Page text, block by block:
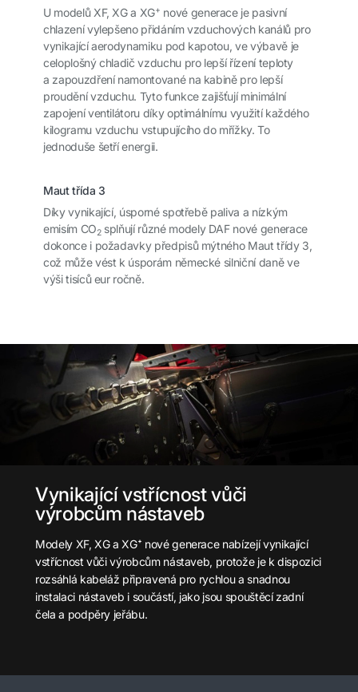
U modelů XF, XG a XG+ nové generace je pasivní
chlazení vylepšeno přidáním vzduchových kanálů pro
vynikající aerodynamiku pod kapotou, ve výbavě je
celoplošný chladič vzduchu pro lepší řízení teploty
a zapouzdření namontované na kabině pro lepší
proudění vzduchu. Tyto funkce zajišťují minimální
zapojení ventilátoru díky optimálnímu využití každého
kilogramu vzduchu vstupujícího do mřížky. To
jednoduše šetří energii.
Maut třída 3
Díky vynikající, úsporné spotřebě paliva a nízkým
emisím CO2splňují různé modely DAF nové generace
dokonce i požadavky předpisů mýtného Maut třídy 3,
což může vést k úsporám německé silniční daně ve
výši tisíců eur ročně.
Vynikající vstřícnost vůči
výrobcům nástaveb
Modely XF, XG a XG⁺ nové generace nabízejí vynikající
vstřícnost vůči výrobcům nástaveb, protože je k dispozici
rozsáhlá kabeláž připravená pro rychlou a snadnou
instalaci nástaveb i součástí, jako jsou spouštěcí zadní
čela a podpěry jeřábu.